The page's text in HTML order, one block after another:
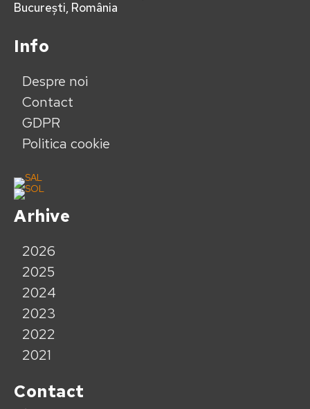
București, România
Info
Despre noi
Contact
GDPR
Politica cookie
Arhive
2026
2025
2024
2023
2022
2021
Contact